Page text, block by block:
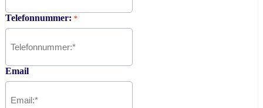
Telefonnummer: *
Email